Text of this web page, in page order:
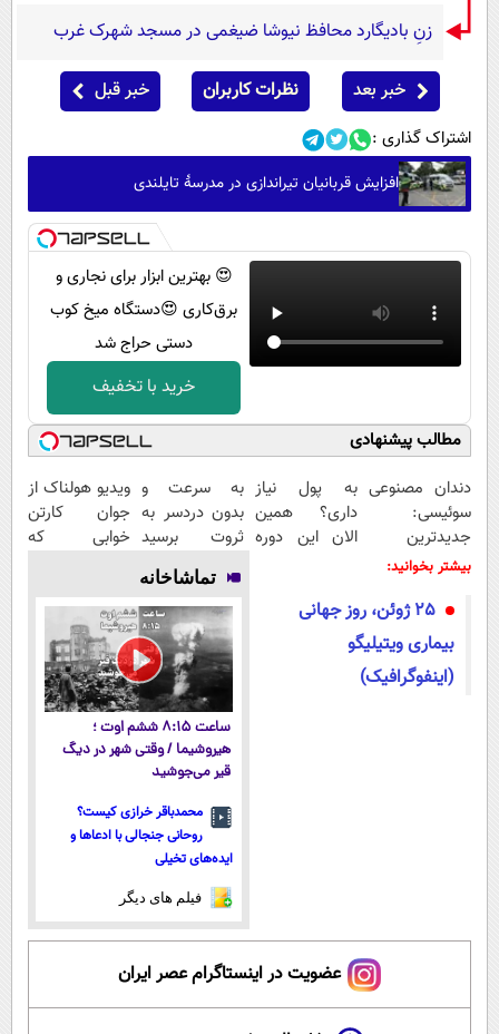
زنِ بادیگارد محافظ نیوشا ضیغمی در مسجد شهرک غرب
خبر بعد نظرات کاربران خبر قبل
اشتراک گذاری :
افزایش قربانیان تیراندازی در مدرسۀ تایلندی
😍 بهترین ابزار برای نجاری و
برق‌کاری 😍دستگاه میخ کوب
دستی حراج شد
خرید با تخفیف
مطالب پیشنهادی
دندان مصنوعی
سوئیسی:
جدیدترین
فناوری اروپا،
پرداخت قسطی
به پول نیاز
داری؟ همین
الان این دوره
نشده!
به سرعت و
بدون دردسر به
ثروت برسید
(دوره کاملا
رایگان
پولسازی)
ویدیو هولناک از
جوان کارتن
خوابی که
بیشتر بخوانید:
25 ژوئن، روز جهانی
بیماری ویتیلیگو
(اینفوگرافیک)
تماشاخانه
ساعت ۸:۱۵ ششم اوت ؛
هیروشیما / وقتی شهر در دیگ
قیر می‌جوشید
محمدباقر خرازی کیست؟
روحانی جنجالی با ادعاها و
ایده‌های تخیلی
فیلم های دیگر
عضویت در اینستاگرام عصر ایران